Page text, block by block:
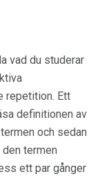
vad du studerar
repetition. Ett
definitionen av
och sedan
termen
ett par gånger